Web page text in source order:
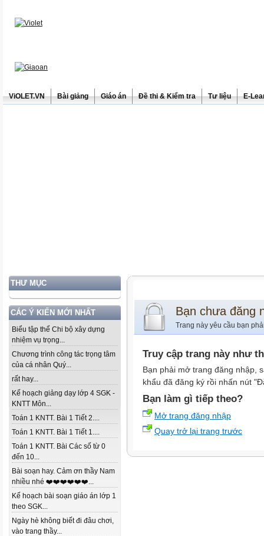
ViOLET.VN Bài giảng Giáo án Đề thi & Kiểm tra Tư liệu E-
THƯ MỤC
CÁC Ý KIẾN MỚI NHẤT
Biểu tập thể Chi bộ xây dựng
nhiệm vụ trọng...
Chương trình công tác trọng tâm
của cá nhân Quý...
rất hay...
Kế hoạch giảng dạy lớp 4 SGK -
KNTT Môn...
Toán 1 KNTT. Bài 1 Tiết 2....
Toán 1 KNTT. Bài 1 Tiết 1....
Toán 1 KNTT. Bài Các số từ 0
đến 10...
Bài soạn hay. Cảm ơn thầy Nam
nhiều nhé ❤️❤️❤️❤️❤️❤️...
Kế hoạch bài soạn giáo án lớp 1
theo SGK...
Ngày hè không biết đi đâu chơi,
vào trang thầy...
Bạn chưa đăng
Trang này yêu cầu bạn
Truy cập trang này như
Bạn phải mở trang đăng nhập,
khẩu đã đăng ký rồi nhấn nút
Bạn làm gì tiếp theo?
Mở trang đăng nhập
Quay trở lại trang trước